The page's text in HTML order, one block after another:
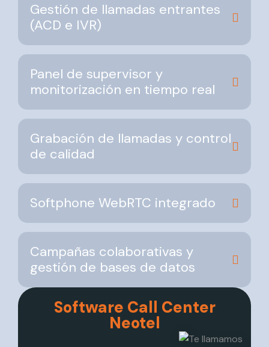
Gestión de llamadas entrantes
(ACD e IVR)
Panel de supervisor y
monitorización en tiempo real
Grabación de llamadas y control
de calidad
Softphone WebRTC integrado
Campañas colaborativas y
gestión de bases de datos
Software Call Center
Neotel